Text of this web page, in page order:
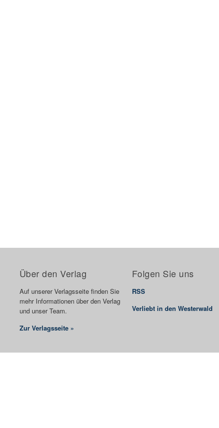
Über den Verlag
Auf unserer Verlagsseite finden Sie
mehr Informationen über den Verlag
und unser Team.
Zur Verlagsseite »
Folgen Sie uns
RSS
Verliebt in den Westerwald